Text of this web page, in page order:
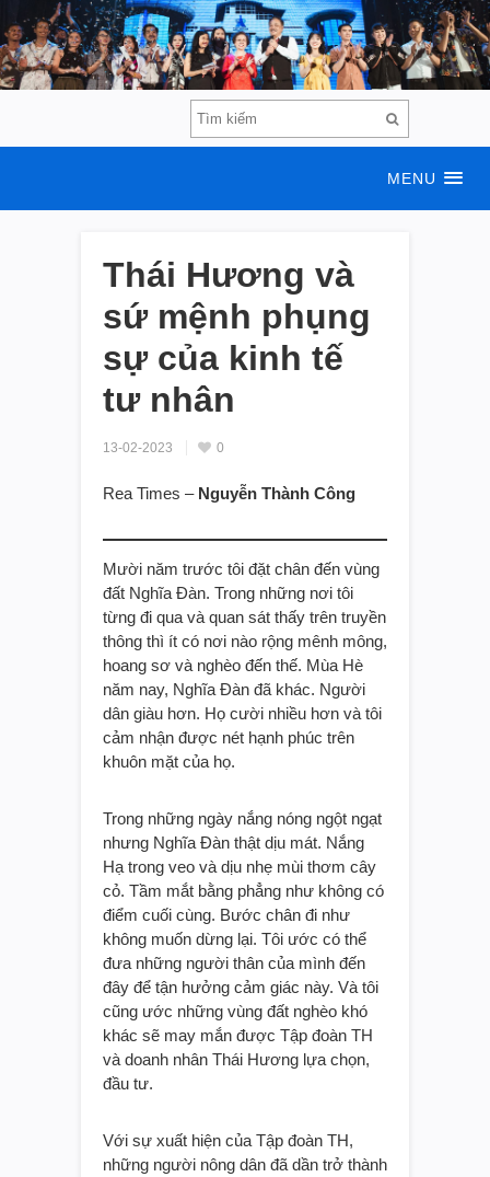
MENU
Thái Hương và
sứ mệnh phụng
sự của kinh tế
tư nhân
13-02-2023 0
Rea Times – Nguyễn Thành Công
Mười năm trước tôi đặt chân đến vùng
đất Nghĩa Đàn. Trong những nơi tôi
từng đi qua và quan sát thấy trên truyền
thông thì ít có nơi nào rộng mênh mông,
hoang sơ và nghèo đến thế. Mùa Hè
năm nay, Nghĩa Đàn đã khác. Người
dân giàu hơn. Họ cười nhiều hơn và tôi
cảm nhận được nét hạnh phúc trên
khuôn mặt của họ.
Trong những ngày nắng nóng ngột ngạt
nhưng Nghĩa Đàn thật dịu mát. Nắng
Hạ trong veo và dịu nhẹ mùi thơm cây
cỏ. Tầm mắt bằng phẳng như không có
điểm cuối cùng. Bước chân đi như
không muốn dừng lại. Tôi ước có thể
đưa những người thân của mình đến
đây để tận hưởng cảm giác này. Và tôi
cũng ước những vùng đất nghèo khó
khác sẽ may mắn được Tập đoàn TH
và doanh nhân Thái Hương lựa chọn,
đầu tư.
Với sự xuất hiện của Tập đoàn TH,
những người nông dân đã dần trở thành